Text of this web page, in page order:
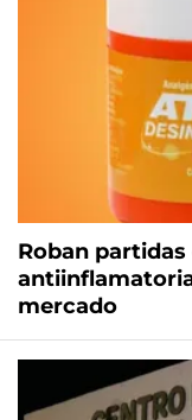
Roban
mercado